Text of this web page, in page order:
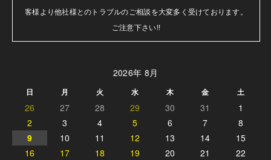
客様より他社様とのトラブルのご相談を大変多く受けております。
ご注意下さい!!
2026年 8月
日 月 火 水 木 金 土
26 27 28 29 30 31
1
2
3 4 5 6 7
8
9
10 11 12 13 14
15
16
17 18 19 20 21
22